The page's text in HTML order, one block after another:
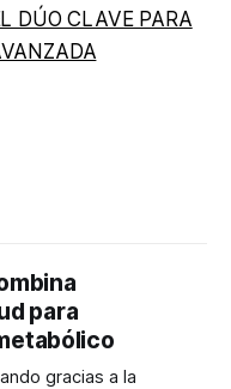
DÚO CLAVE PARA
para
gracias a la